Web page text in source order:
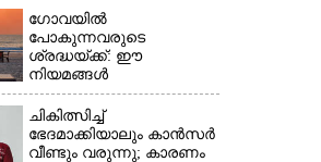
ഗോവയിൽ
പോകുന്നവരുടെ
ശ്രദ്ധയ്ക്ക്: ഈ
നിയമങ്ങൾ
പാലിക്കാത്തവർക്ക്
ഇനിമുതൽ ഒരു ലക്ഷം
രൂപവരെ പിഴ
ചികിത്സിച്ച്
ഭേദമാക്കിയാലും കാൻസർ
വീണ്ടും വരുന്നു; കാരണം